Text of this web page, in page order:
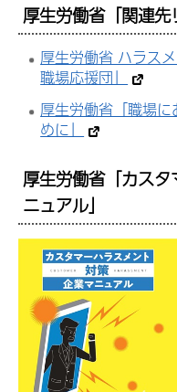
厚生労働省「関連先
厚生労働省 ハラス
職場応援団」
厚生労働省「職場
めに」
厚生労働省「カス
ニュアル」